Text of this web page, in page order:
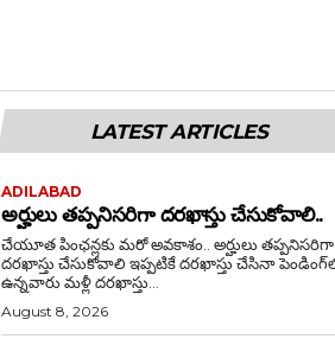
LATEST ARTICLES
ADILABAD
అర్హులు తప్పనిసరిగా దరఖాస్తు చేసుకోవాలి..
చేయూత పింఛన్లకు మరో అవకాశం.. అర్హులు తప్పనిసరిగా
దరఖాస్తు చేసుకోవాలి ఇప్పటికే దరఖాస్తు చేసినా పెండింగ్‌లో
ఉన్నవారు మళ్లీ దరఖాస్తు...
August 8, 2026